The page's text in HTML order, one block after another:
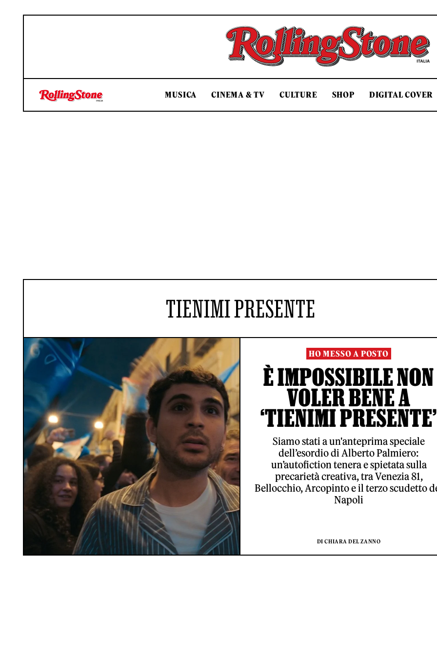
Rolling Stone Italia
MUSICA CINEMA & TV CULTURE SHOP DIGITAL COVER
TIENIMI PRESENTE
HO MESSO A POSTO
È IMPOSSIBILE NON
VOLER BENE A
‘TIENIMI PRESENTE’
Siamo stati a un'anteprima speciale
dell’esordio di Alberto Palmiero:
un’autofiction tenera e spietata sulla
precarietà creativa, tra Venezia 81,
Bellocchio, Arcopinto e il terzo scudetto
Napoli
DI CHIARA DEL ZANNO